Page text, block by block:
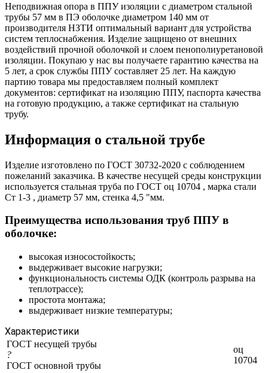
Неподвижная опора в ППУ изоляции с диаметром стальной
трубы 57 мм в ПЭ оболочке диаметром 140 мм от
производителя НЗТИ оптимальный вариант для устройства
систем теплоснабжения. Изделие защищено от внешних
воздействий прочной оболочкой и слоем пенополиуретановой
изоляции. Покупаю у нас вы получаете гарантию качества на
5 лет, а срок службы ППУ составляет 25 лет. На каждую
партию товара мы предоставляем полный комплект
документов: сертификат на изоляцию ППУ, паспорта качества
на готовую продукцию, а также сертификат на стальную
трубу.
Информация о стальной трубе
Изделие изготовлено по ГОСТ 30732-2020 с соблюдением
пожеланий заказчика. В качестве несущей среды конструкции
используется стальная труба по ГОСТ оц 10704 , марка стали
Ст 1-3 , диаметр 57 мм, стенка 4,5 "мм.
Преимущества использования труб ППУ в
оболочке:
высокая износостойкость;
выдерживает высокие нагрузки;
функциональность системы ОДК (контроль разрыва на
теплотрассе);
простота монтажа;
выдерживает низкие температуры;
Характеристики
ГОСТ несущей трубы
?
ГОСТ основной трубы
оц
10704